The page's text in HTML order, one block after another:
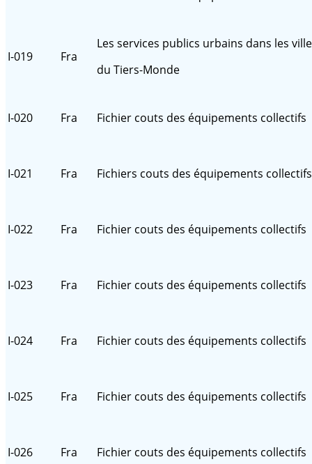
I-019 Fra
Les services publics urbains dans les
du Tiers-Monde
I-020 Fra Fichier couts des équipements collectifs
I-021 Fra Fichiers couts des équipements collectifs
I-022 Fra Fichier couts des équipements collectifs
I-023 Fra Fichier couts des équipements collectifs
I-024 Fra Fichier couts des équipements collectifs
I-025 Fra Fichier couts des équipements collectifs
I-026 Fra Fichier couts des équipements collectifs